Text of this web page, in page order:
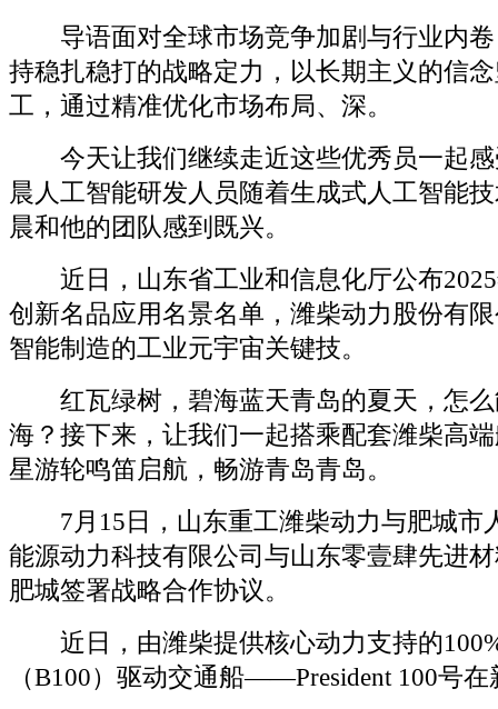
导语面对全球市场竞争加剧与行业内卷
持稳扎稳打的战略定力，以长期主义的信
工，通过精准优化市场布局、深。
今天让我们继续走近这些优秀员一起感
晨人工智能研发人员随着生成式人工智能
晨和他的团队感到既兴。
近日，山东省工业和信息化厅公布2025
创新名品应用名景名单，潍柴动力股份有
智能制造的工业元宇宙关键技。
红瓦绿树，碧海蓝天青岛的夏天，怎么
海？接下来，让我们一起搭乘配套潍柴高
星游轮鸣笛启航，畅游青岛青岛。
7月15日，山东重工潍柴动力与肥城市
能源动力科技有限公司与山东零壹肆先进
肥城签署战略合作协议。
近日，由潍柴提供核心动力支持的
（B100）驱动交通船——President 100号